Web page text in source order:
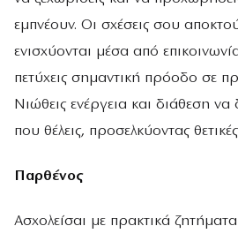
εμπνέουν. Οι σχέσεις σου
ενισχύονται μέσα από
πετύχεις σημαντική πρόοδο σε
Νιώθεις ενέργεια και διάθεση να
που θέλεις, προσελκύοντας
Παρθένος
Ασχολείσαι με πρακτικά ζητήματα